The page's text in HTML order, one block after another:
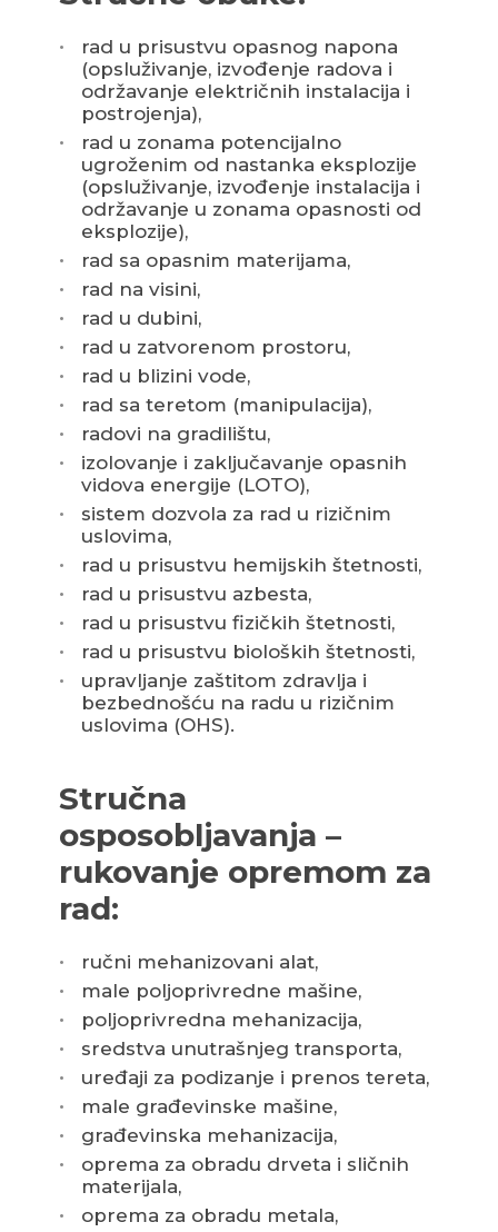
rad u prisustvu opasnog napona
(opsluživanje, izvođenje radova i
održavanje električnih instalacija i
postrojenja),
rad u zonama potencijalno
ugroženim od nastanka eksplozije
(opsluživanje, izvođenje instalacija i
održavanje u zonama opasnosti od
eksplozije),
rad sa opasnim materijama,
rad na visini,
rad u dubini,
rad u zatvorenom prostoru,
rad u blizini vode,
rad sa teretom (manipulacija),
radovi na gradilištu,
izolovanje i zaključavanje opasnih
vidova energije (LOTO),
sistem dozvola za rad u rizičnim
uslovima,
rad u prisustvu hemijskih štetnosti,
rad u prisustvu azbesta,
rad u prisustvu fizičkih štetnosti,
rad u prisustvu bioloških štetnosti,
upravljanje zaštitom zdravlja i
bezbednošću na radu u rizičnim
uslovima (OHS).
Stručna
osposobljavanja –
rukovanje opremom za
rad:
ručni mehanizovani alat,
male poljoprivredne mašine,
poljoprivredna mehanizacija,
sredstva unutrašnjeg transporta,
uređaji za podizanje i prenos tereta,
male građevinske mašine,
građevinska mehanizacija,
oprema za obradu drveta i sličnih
materijala,
oprema za obradu metala,